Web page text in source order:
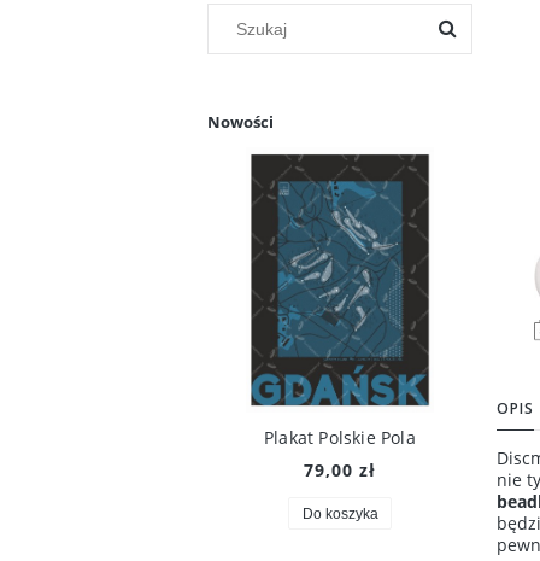
Nowości
Plakat Polskie Pola
79,00 zł
Do koszyka
OPIS
nie